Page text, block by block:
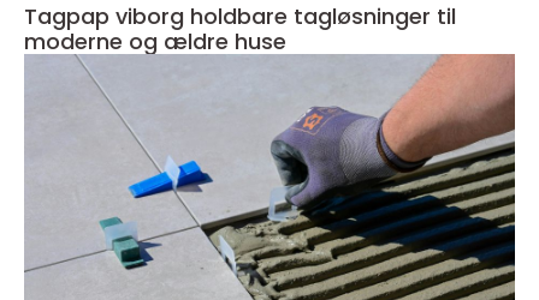
Tagpap viborg holdbare tagløsninger til
moderne og ældre huse